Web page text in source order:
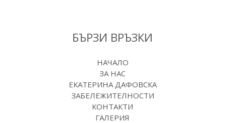
БЪРЗИ ВРЪЗКИ
НАЧАЛО
ЗА НАС
ЕКАТЕРИНА ДАФОВСКА
ЗАБЕЛЕЖИТЕЛНОСТИ
КОНТАКТИ
ГАЛЕРИЯ